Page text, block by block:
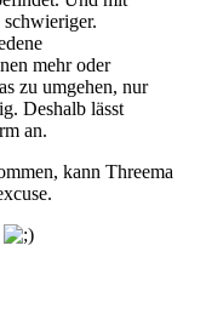
mehr oder
zu umgehen, nur
Deshalb lässt
an.
kann Threema